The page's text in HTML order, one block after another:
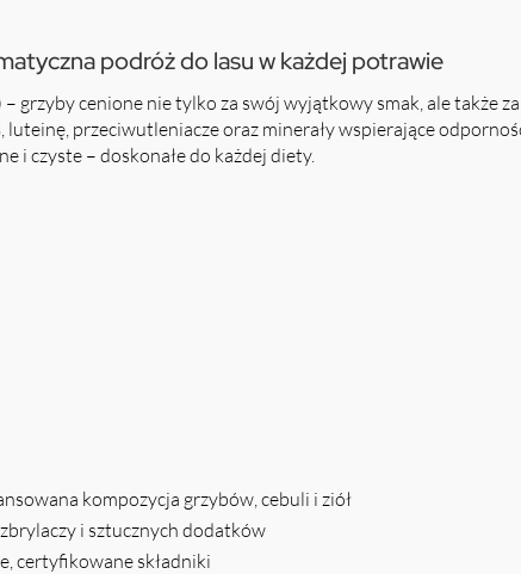
podróż do lasu w każdej potrawie
grzyby cenione nie tylko za swój wyjątkowy smak, ale także
przeciwutleniacze oraz minerały wspierające
i czyste – doskonałe do każdej diety.
kompozycja grzybów, cebuli i ziół
i sztucznych dodatków
certyfikowane składniki